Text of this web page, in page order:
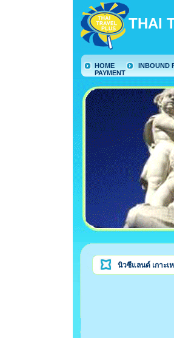
THAI
HOME INBOUND
PAYMENT
นิวซีแลนด์ เกาะเ